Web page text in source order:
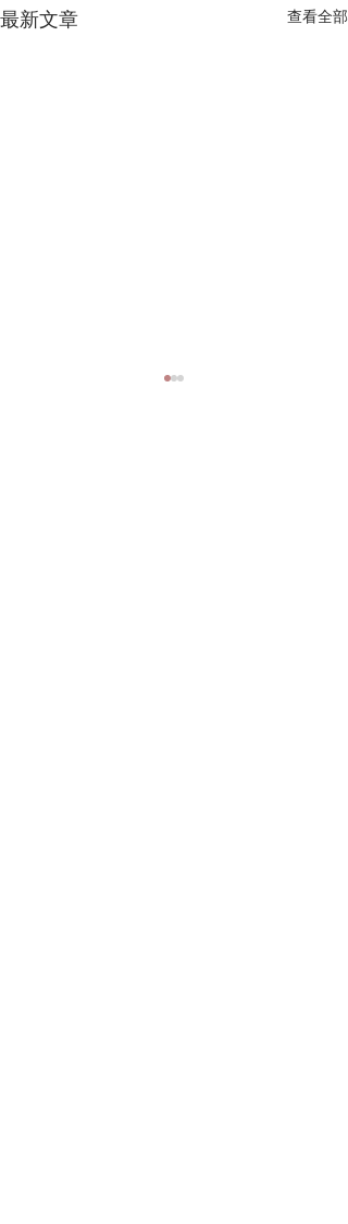
最新文章 查看全部